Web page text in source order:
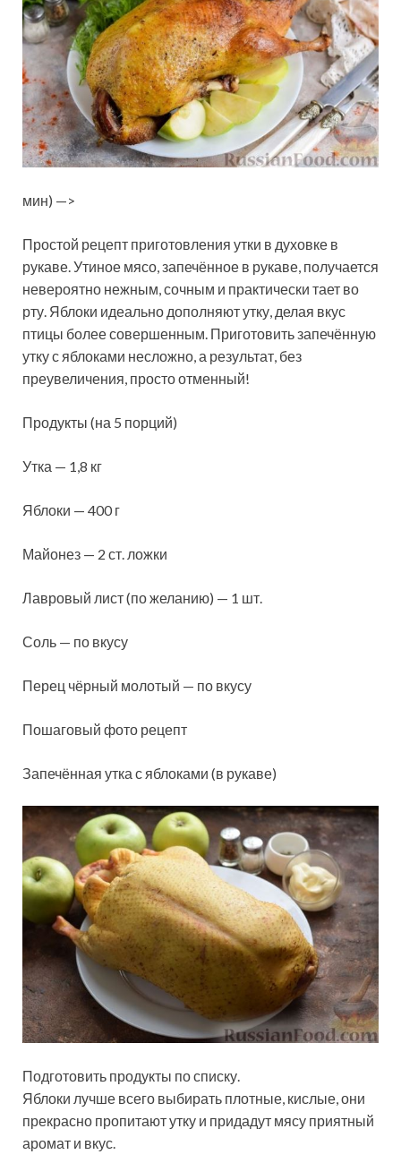
мин) —>
Простой рецепт приготовления утки в духовке в
рукаве. Утиное мясо, запечённое в рукаве, получается
невероятно нежным, сочным и практически тает во
рту. Яблоки идеально дополняют утку, делая вкус
птицы более совершенным. Приготовить запечённую
утку с яблоками несложно, а результат, без
преувеличения, просто отменный!
Продукты (на 5 порций)
Утка — 1,8 кг
Яблоки — 400 г
Майонез — 2 ст. ложки
Лавровый лист (по желанию) — 1 шт.
Соль — по вкусу
Перец чёрный молотый — по вкусу
Пошаговый фото рецепт
Запечённая утка с яблоками (в рукаве)
Подготовить продукты по списку.
Яблоки лучше всего выбирать плотные, кислые, они
прекрасно пропитают утку и придадут мясу приятный
аромат и вкус.